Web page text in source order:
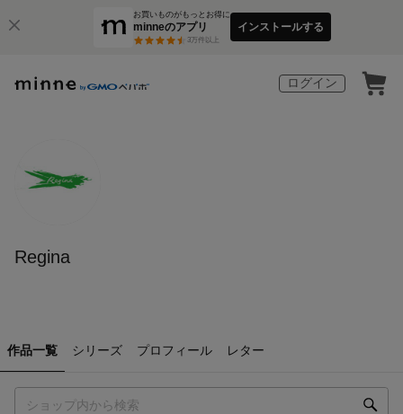
お買いものがもっとお得に
minneのアプリ
3万件以上
インストールする
ログイン
Regina
作品一覧 シリーズ プロフィール レター